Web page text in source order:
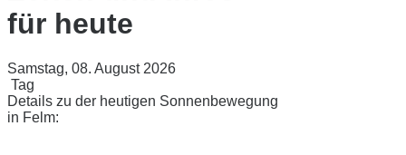
für heute
Samstag, 08. August 2026
Tag
Details zu der heutigen Sonnenbewegung
in Felm: